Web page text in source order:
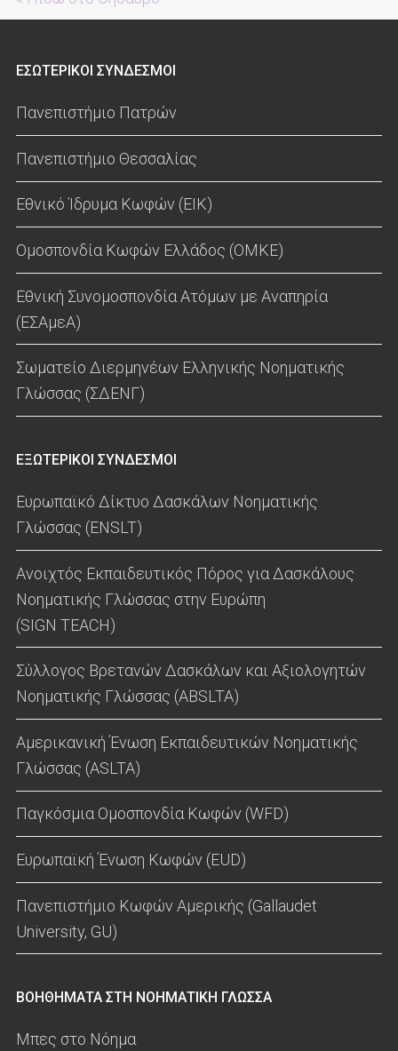
ΕΣΩΤΕΡΙΚΟΙ ΣΥΝΔΕΣΜΟΙ
Πανεπιστήμιο Πατρών
Πανεπιστήμιο Θεσσαλίας
Εθνικό Ίδρυμα Κωφών (ΕΙΚ)
Ομοσπονδία Κωφών Ελλάδος (ΟΜΚΕ)
Εθνική Συνομοσπονδία Ατόμων με Αναπηρία
(ΕΣΑμεΑ)
Σωματείο Διερμηνέων Ελληνικής Νοηματικής
Γλώσσας (ΣΔΕΝΓ)
ΕΞΩΤΕΡΙΚΟΙ ΣΥΝΔΕΣΜΟΙ
Ευρωπαϊκό Δίκτυο Δασκάλων Νοηματικής
Γλώσσας (ENSLT)
Ανοιχτός Εκπαιδευτικός Πόρος για Δασκάλους
Νοηματικής Γλώσσας στην Ευρώπη
(SIGN TEACH)
Σύλλογος Βρετανών Δασκάλων και Αξιολογητών
Νοηματικής Γλώσσας (ABSLTA)
Αμερικανική Ένωση Εκπαιδευτικών Νοηματικής
Γλώσσας (ASLTA)
Παγκόσμια Ομοσπονδία Κωφών (WFD)
Ευρωπαϊκή Ένωση Κωφών (EUD)
Πανεπιστήμιο Κωφών Αμερικής (Gallaudet
University, GU)
ΒΟΗΘΗΜΑΤΑ ΣΤΗ ΝΟΗΜΑΤΙΚΗ ΓΛΩΣΣΑ
Μπες στο Νόημα